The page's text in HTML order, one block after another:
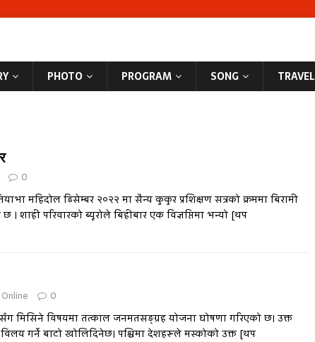
PHOTO PROGRAM SONG TRAVEL
0
महिदोल डिसेम्बर २०२२ मा सैन्य कुकुर प्रशिक्षण सत्रको क्रममा बिरामी
शाही परिवारको ब्यूरोले बिहीबार एक विज्ञप्तिमा भन्यो [थप
0
मिसिने विषयमा तत्काल जनमतसङ्ग्रह योजना घोषणा गरिएको छ। उक्त
गर्ने बाटो खोलिदिनेछ। पश्चिमा देशहरूले मस्कोको उक्त [थप